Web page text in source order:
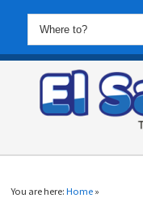
You are here:Home »